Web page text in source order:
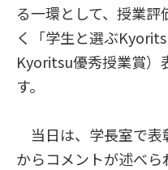
る一環として、授業
く「学生と選ぶ
Kyoritsu優秀授業賞）
す。
当日は、学長室で表
からコメントが述べら